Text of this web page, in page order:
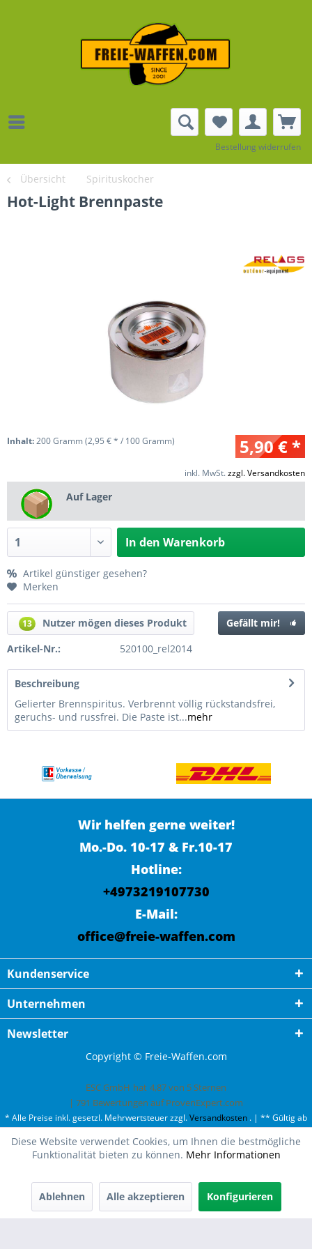
Bestellung widerrufen
Übersicht Spirituskocher
Hot-Light Brennpaste
5,90 € *
Inhalt:200 Gramm (2,95 € * / 100 Gramm)
inkl. MwSt.zzgl. Versandkosten
Auf Lager
In den Warenkorb
Artikel günstiger gesehen?
Merken
13 Nutzer mögen dieses Produkt
Gefällt mir!
Artikel-Nr.:
520100_rel2014
Beschreibung
Gelierter Brennspiritus. Verbrennt völlig rückstandsfrei,
geruchs- und russfrei. Die Paste ist...mehr
Wir helfen gerne weiter!
Mo.-Do. 10-17 & Fr.10-17
Hotline:
+4973219107730
E-Mail:
office@freie-waffen.com
Kundenservice
Unternehmen
Newsletter
Copyright © Freie-Waffen.com
ESC GmbH hat 4,87von 5Sternen
| 791 Bewertungen auf ProvenExpert.com
* Alle Preise inkl. gesetzl. Mehrwertsteuer zzgl.Versandkosten . | ** Gültig ab
ausgenommen Gefahrgut. Weitere Ländern finden Sie unterVersandkosten
Diese Website verwendet Cookies, um Ihnen die bestmögliche
Funktionalität bieten zu können. Mehr Informationen
Ablehnen Alle akzeptieren Konfigurieren